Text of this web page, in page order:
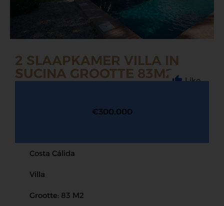
2 SLAAPKAMER VILLA IN
SUCINA GROOTTE 83M2
Like
€300.000
Costa Cálida
Villa
Grootte: 83 M2